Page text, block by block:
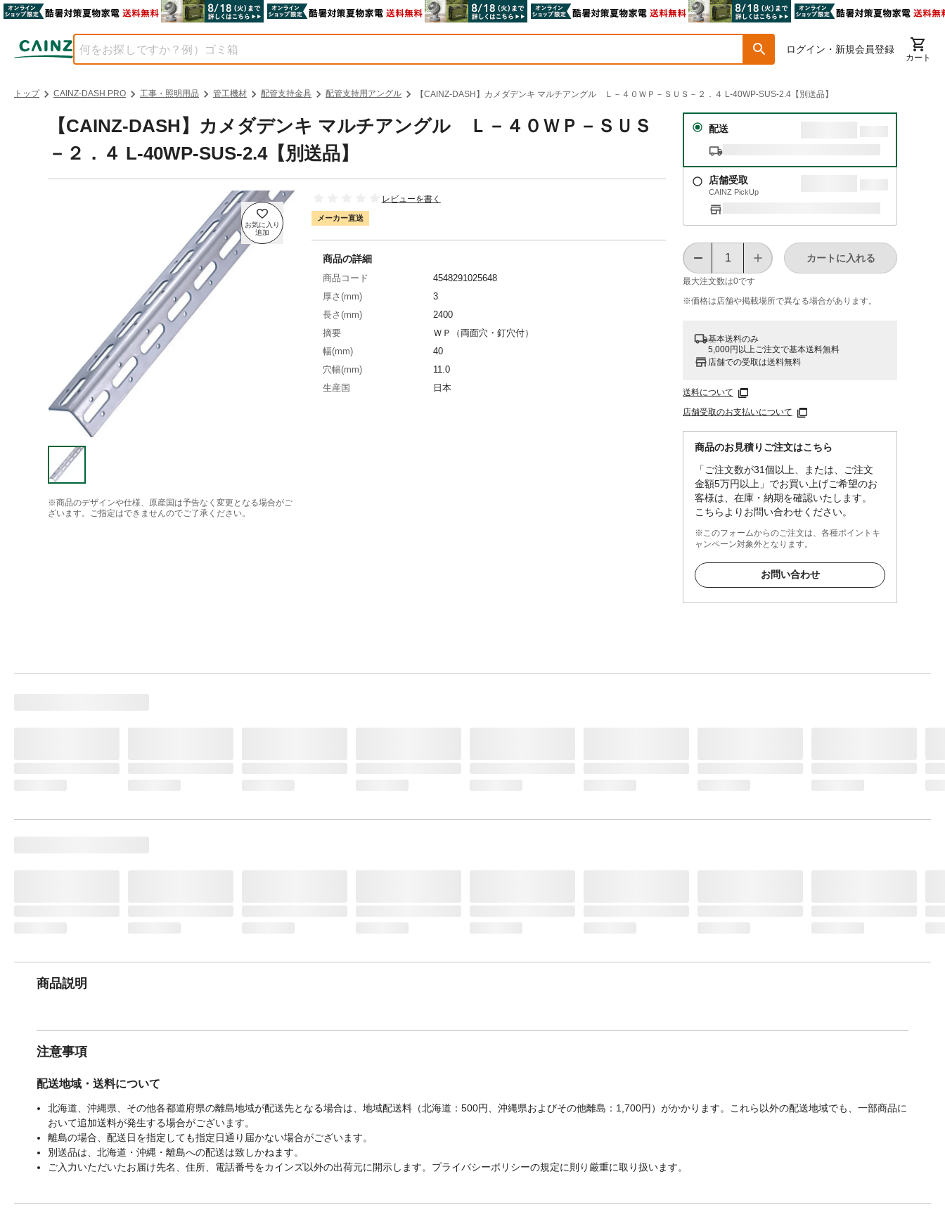
ログイン・新規会員登録
カート
トップ CAINZ-DASH PRO 工事・照明用品 管工機材 配管支持金具 配管支持用アングル 【CAINZ-DASH】カメダデンキ マルチアングル Ｌ－４０ＷＰ－ＳＵＳ－２．４ L-40WP-SUS-2.4【別送品】
【CAINZ-DASH】カメダデンキ マルチアングル Ｌ－４０ＷＰ－ＳＵＳ
－２．４ L-40WP-SUS-2.4【別送品】
※商品のデザインや仕様、原産国は予告なく変更となる場合がご
ざいます。ご指定はできませんのでご了承ください。
レビューを書く
メーカー直送
配送
店舗受取
CAINZ PickUp
最大注文数は0です
カートに入れる
※価格は​店舗や​掲載場所で​異なる​場合が​あります。
基本送料のみ
5,000円以上ご注文で基本送料無料
店舗での受取は送料無料
送料について
店舗受取のお支払いについて
商品のお見積りご注文はこちら
「ご注文数が31個以上、または、ご注文
金額5万円以上」でお買い上げご希望のお
客様は、在庫・納期を確認いたします。
こちらよりお問い合わせください。
※このフォームからのご注文は、各種ポイントキ
ャンペーン対象外となります。
お問い合わせ
商品の詳細
商品コード
4548291025648
厚さ(mm)
3
長さ(mm)
2400
摘要
ＷＰ（両面穴・釘穴付）
幅(mm)
40
穴幅(mm)
11.0
生産国
日本
商品説明
注意事項
配送地域・送料について
北海道、沖縄県、その他各都道府県の離島地域が配送先となる場合は、地域配送料（北海道：500円、沖縄県およびその他離島：1,700円）がかかります。これら以外の配送地域でも、一部商品に
おいて追加送料が発生する場合がございます。
離島の場合、配送日を指定しても指定日通り届かない場合がございます。
別送品は、北海道・沖縄・離島への配送は致しかねます。
ご入力いただいたお届け先名、住所、電話番号をカインズ以外の出荷元に開示します。プライバシーポリシーの規定に則り厳重に取り扱います。